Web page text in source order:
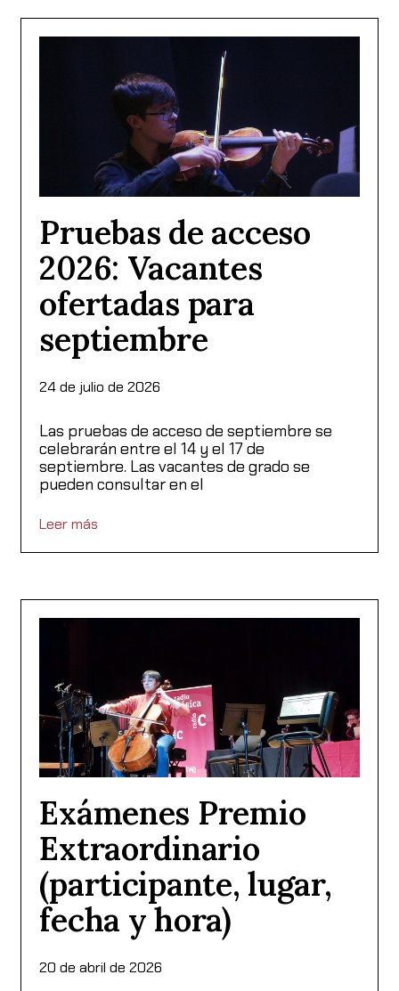
Pruebas de acceso
2026: Vacantes
ofertadas para
septiembre
24 de julio de 2026
Las pruebas de acceso de septiembre se
celebrarán entre el 14 y el 17 de
septiembre. Las vacantes de grado se
pueden consultar en el
Leer más
Exámenes Premio
Extraordinario
(participante, lugar,
fecha y hora)
20 de abril de 2026